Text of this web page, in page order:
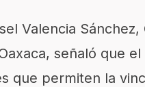
Valencia
señaló que
que permiten la